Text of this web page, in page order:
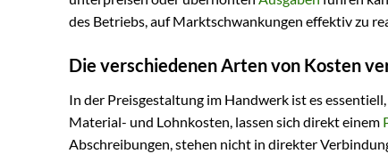
des Betriebs, auf Marktschwankungen effektiv zu
Die verschiedenen Arten von Kosten
In der Preisgestaltung im Handwerk ist es
Material- und Lohnkosten, lassen sich direkt einem
Abschreibungen, stehen nicht in direkter